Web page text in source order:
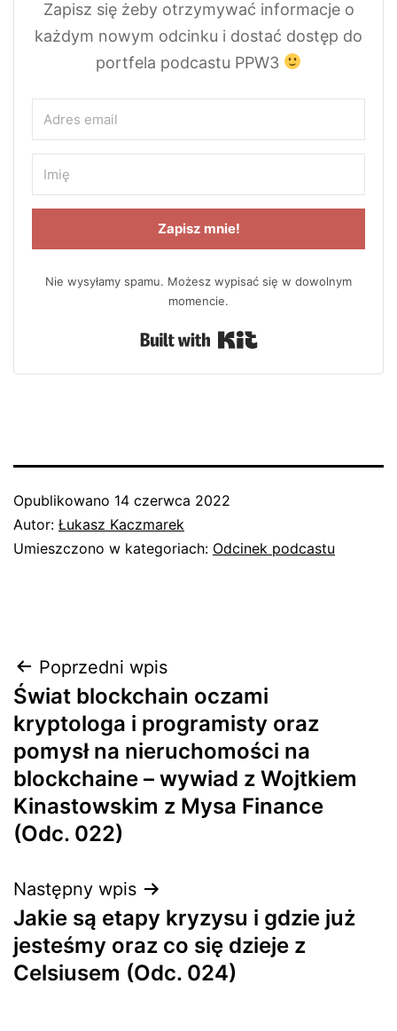
Zapisz się żeby otrzymywać informacje o
każdym nowym odcinku i dostać dostęp do
portfela podcastu PPW3
Zapisz mnie!
Nie wysyłamy spamu. Możesz wypisać się w dowolnym
momencie.
Built with Kit
Opublikowano 14 czerwca 2022
Autor: Łukasz Kaczmarek
Umieszczono w kategoriach: Odcinek podcastu
Nawigacja
wpisu
Poprzedni wpis
Świat blockchain oczami
kryptologa i programisty oraz
pomysł na nieruchomości na
blockchaine – wywiad z Wojtkiem
Kinastowskim z Mysa Finance
(Odc. 022)
Następny wpis
Jakie są etapy kryzysu i gdzie już
jesteśmy oraz co się dzieje z
Celsiusem (Odc. 024)